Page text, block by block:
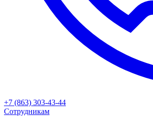
+7 (863) 303-43-44
Сотрудникам